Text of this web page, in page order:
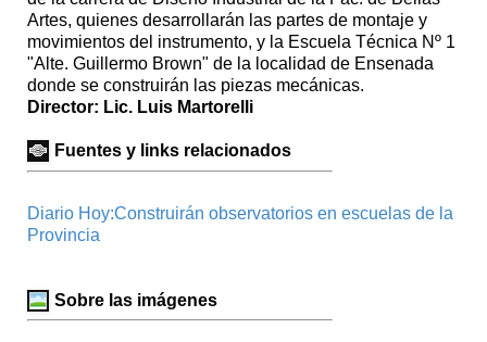
Artes, quienes desarrollarán las partes de montaje y
movimientos del instrumento, y la Escuela Técnica Nº 1
"Alte. Guillermo Brown" de la localidad de Ensenada
donde se construirán las piezas mecánicas.
Director: Lic. Luis Martorelli
Fuentes y links relacionados
Diario Hoy:Construirán observatorios en escuelas de la
Provincia
Sobre las imágenes